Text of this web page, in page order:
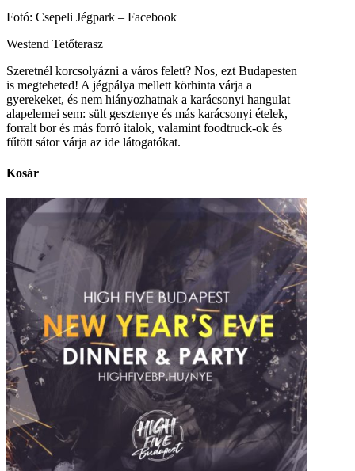
Fotó: Csepeli Jégpark – Facebook
Westend Tetőterasz
Szeretnél korcsolyázni a város felett? Nos, ezt Budapesten
is megteheted! A jégpálya mellett körhinta várja a
gyerekeket, és nem hiányozhatnak a karácsonyi hangulat
alapelemei sem: sült gesztenye és más karácsonyi ételek,
forralt bor és más forró italok, valamint foodtruck-ok és
fűtött sátor várja az ide látogatókat.
Kosár